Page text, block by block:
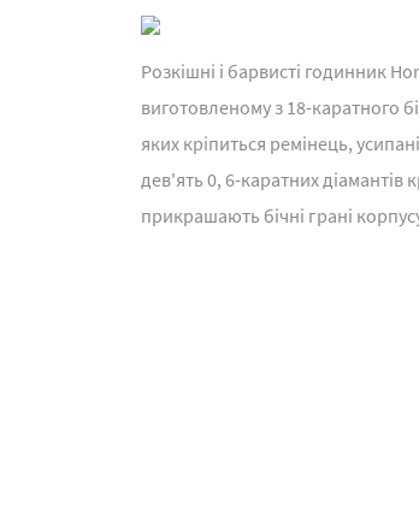
Розкішні і барвисті годинник
виготовленому з 18-каратного
яких кріпиться ремінець,
дев'ять 0, 6-каратних діамантів
прикрашають бічні грані